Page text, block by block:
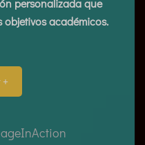
académicos.
+